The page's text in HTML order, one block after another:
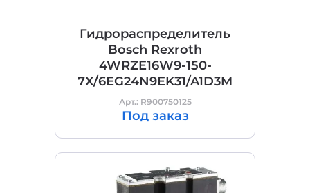
Гидрораспределитель
Bosch Rexroth
4WRZE16W9-150-
7X/6EG24N9EK31/A1D3M
Арт.: R900750125
Под заказ